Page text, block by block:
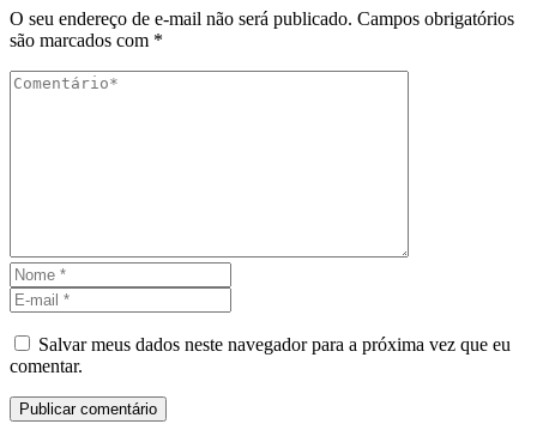
O seu endereço de e-mail não será publicado. Campos obrigatórios
são marcados com *
Salvar meus dados neste navegador para a próxima vez que eu
comentar.